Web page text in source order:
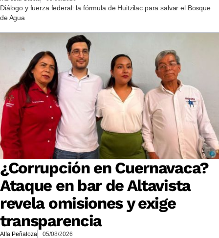
Diálogo y fuerza federal: la fórmula de Huitzilac para salvar el Bosque
de Agua
¿Corrupción en Cuernavaca?
Ataque en bar de Altavista
revela omisiones y exige
transparencia
Alfa Peñaloza 05/08/2026